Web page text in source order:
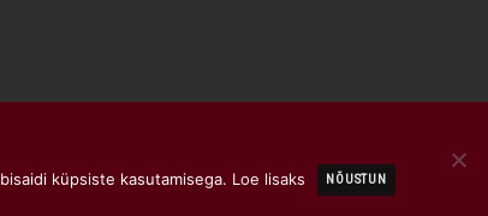
küpsiste kasutamisega. Loe lisaks NÕUSTUN